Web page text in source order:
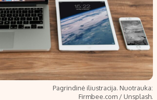
Pagrindinė iliustracija. Nuotrauka:
Firmbee.com / Unsplash.